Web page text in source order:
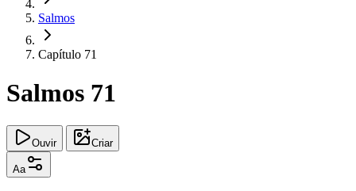
Salmos
Capítulo 71
Salmos 71
Ouvir Criar
Aa